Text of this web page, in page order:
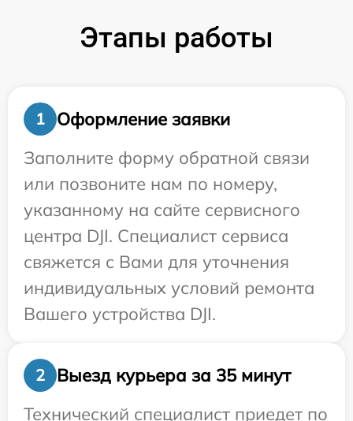
Этапы работы
1
Оформление заявки
Заполните форму обратной связи
или позвоните нам по номеру,
указанному на сайте сервисного
центра DJI. Специалист сервиса
свяжется с Вами для уточнения
индивидуальных условий ремонта
Вашего устройства DJI.
2
Выезд курьера за 35 минут
Технический специалист приедет по